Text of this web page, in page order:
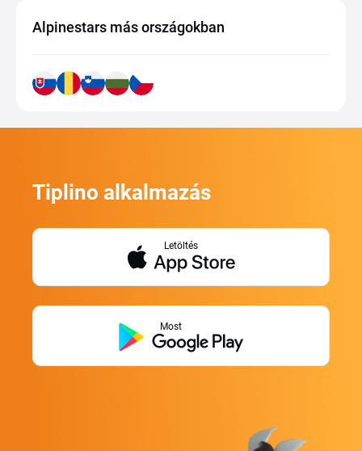
Alpinestars más országokban
Tiplino alkalmazás
Letöltés
Most